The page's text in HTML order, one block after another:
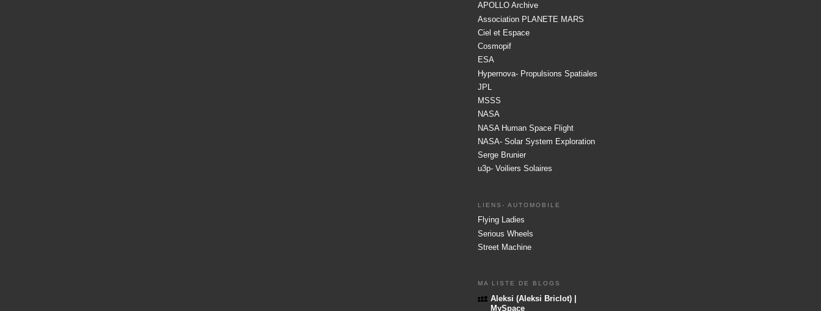
APOLLO Archive
Association PLANETE MARS
Ciel et Espace
Cosmopif
ESA
Hypernova- Propulsions Spatiales
JPL
MSSS
NASA
NASA Human Space Flight
NASA- Solar System Exploration
Serge Brunier
u3p- Voiliers Solaires
LIENS- AUTOMOBILE
Flying Ladies
Serious Wheels
Street Machine
MA LISTE DE BLOGS
Aleksi (Aleksi Briclot) |
MySpace